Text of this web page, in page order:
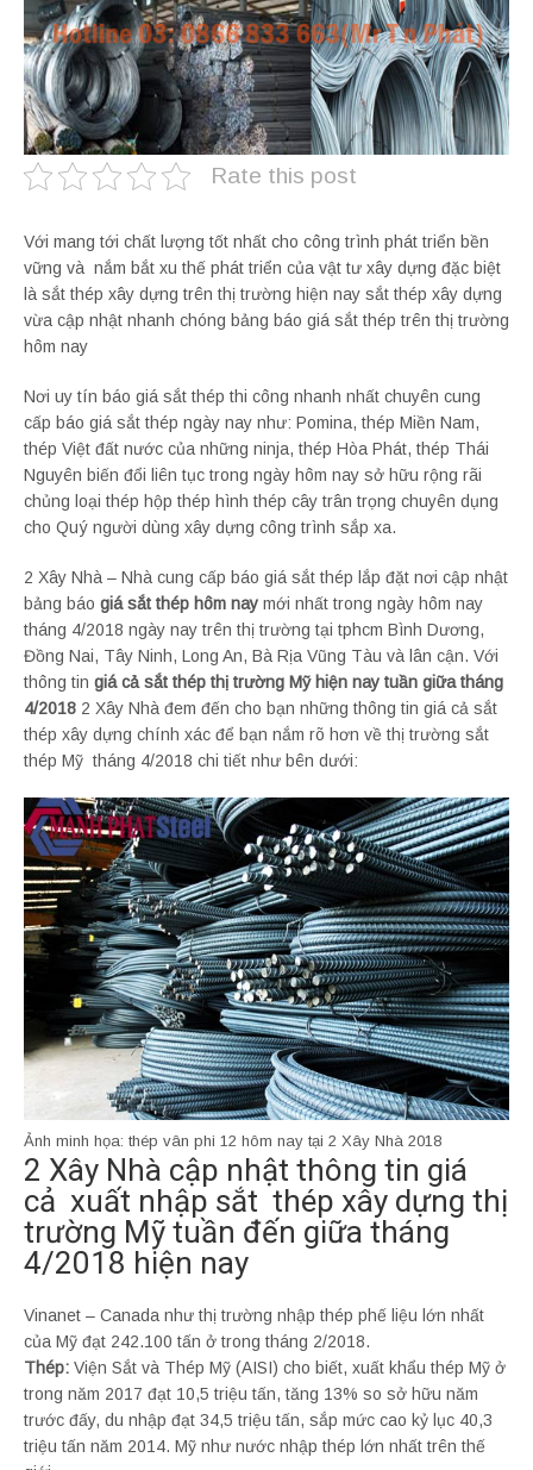
Rate this post
Với mang tới chất lượng tốt nhất cho công trình phát triển bền
vững và nắm bắt xu thế phát triển của vật tư xây dựng đặc biệt
là sắt thép xây dựng trên thị trường hiện nay sắt thép xây dựng
vừa cập nhật nhanh chóng bảng báo giá sắt thép trên thị trường
hôm nay
Nơi uy tín báo giá sắt thép thi công nhanh nhất chuyên cung
cấp báo giá sắt thép ngày nay như: Pomina, thép Miền Nam,
thép Việt đất nước của những ninja, thép Hòa Phát, thép Thái
Nguyên biến đổi liên tục trong ngày hôm nay sở hữu rộng rãi
chủng loại thép hộp thép hình thép cây trân trọng chuyên dụng
cho Quý người dùng xây dựng công trình sắp xa.
2 Xây Nhà – Nhà cung cấp báo giá sắt thép lắp đặt nơi cập nhật
bảng báo giá sắt thép hôm nay mới nhất trong ngày hôm nay
tháng 4/2018 ngày nay trên thị trường tại tphcm Bình Dương,
Đồng Nai, Tây Ninh, Long An, Bà Rịa Vũng Tàu và lân cận. Với
thông tin giá cả sắt thép thị trường Mỹ hiện nay tuần giữa tháng
4/2018 2 Xây Nhà đem đến cho bạn những thông tin giá cả sắt
thép xây dựng chính xác để bạn nắm rõ hơn về thị trường sắt
thép Mỹ tháng 4/2018 chi tiết như bên dưới:
Ảnh minh họa: thép vân phi 12 hôm nay tại 2 Xây Nhà 2018
2 Xây Nhà cập nhật thông tin giá
cả xuất nhập sắt thép xây dựng thị
trường Mỹ tuần đến giữa tháng
4/2018 hiện nay
Vinanet – Canada như thị trường nhập thép phế liệu lớn nhất
của Mỹ đạt 242.100 tấn ở trong tháng 2/2018.
Thép: Viện Sắt và Thép Mỹ (AISI) cho biết, xuất khẩu thép Mỹ ở
trong năm 2017 đạt 10,5 triệu tấn, tăng 13% so sở hữu năm
trước đấy, du nhập đạt 34,5 triệu tấn, sắp mức cao kỷ lục 40,3
triệu tấn năm 2014. Mỹ như nước nhập thép lớn nhất trên thế